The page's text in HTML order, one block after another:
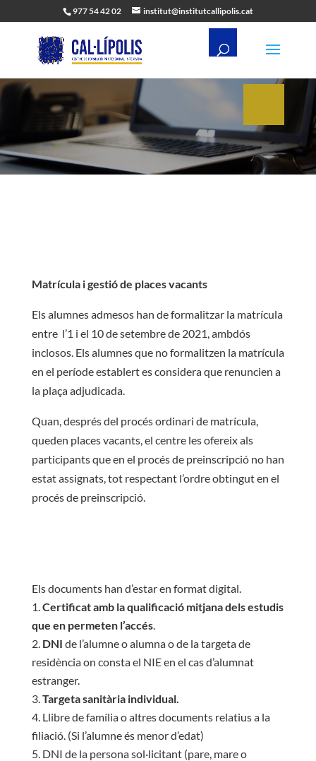
977 54 42 02 institut@institutcallipolis.cat
Matrícula i gestió de places vacants
Els alumnes admesos han de formalitzar la matrícula
entre l’1 i el 10 de setembre de 2021, ambdós
inclosos. Els alumnes que no formalitzen la matrícula
en el període establert es considera que renuncien a
la plaça adjudicada.
Quan, després del procés ordinari de matrícula,
queden places vacants, el centre les ofereix als
participants que en el procés de preinscripció no han
estat assignats, tot respectant l’ordre obtingut en el
procés de preinscripció.
Els documents han d’estar en format digital.
Certificat amb la qualificació mitjana dels estudis
que en permeten l’accés.
DNI de l’alumne o alumna o de la targeta de
residència on consta el NIE en el cas d’alumnat
estranger.
Targeta sanitària individual.
Llibre de família o altres documents relatius a la
filiació. (Si l’alumne és menor d’edat)
DNI de la persona sol·licitant (pare, mare o